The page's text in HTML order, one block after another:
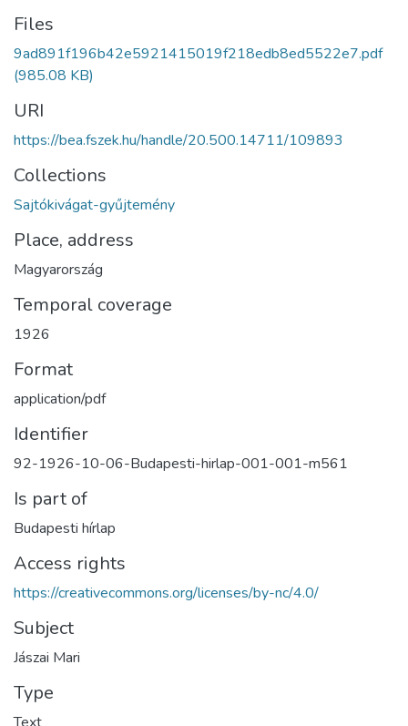
Files
9ad891f196b42e5921415019f218edb8ed5522e7.pdf
(985.08 KB)
URI
https://bea.fszek.hu/handle/20.500.14711/109893
Collections
Sajtókivágat-gyűjtemény
Place, address
Magyarország
Temporal coverage
1926
Format
application/pdf
Identifier
92-1926-10-06-Budapesti-hirlap-001-001-m561
Is part of
Budapesti hírlap
Access rights
https://creativecommons.org/licenses/by-nc/4.0/
Subject
Jászai Mari
Type